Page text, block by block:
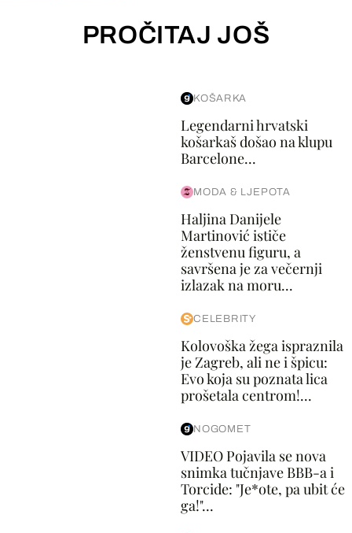
PROČITAJ JOŠ
KOŠARKA
Legendarni hrvatski
košarkaš došao na klupu
Barcelone...
MODA & LJEPOTA
Haljina Danijele
Martinović ističe
ženstvenu figuru, a
savršena je za večernji
izlazak na moru...
CELEBRITY
Kolovoška žega ispraznila
je Zagreb, ali ne i špicu:
Evo koja su poznata lica
prošetala centrom!...
NOGOMET
VIDEO Pojavila se nova
snimka tučnjave BBB-a i
Torcide: "Je*ote, pa ubit će
ga!"...